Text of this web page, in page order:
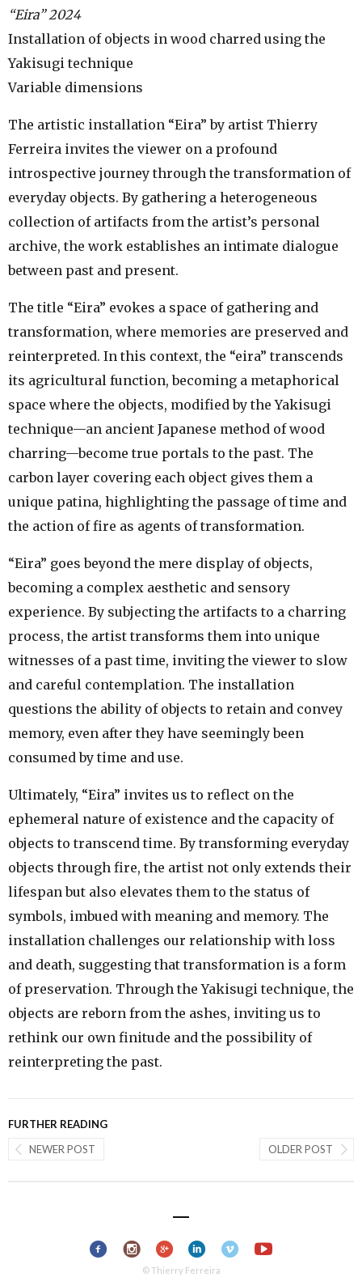
“Eira” 2024
Installation of objects in wood charred using the
Yakisugi technique
Variable dimensions
The artistic installation “Eira” by artist Thierry
Ferreira invites the viewer on a profound
introspective journey through the transformation of
everyday objects. By gathering a heterogeneous
collection of artifacts from the artist’s personal
archive, the work establishes an intimate dialogue
between past and present.
The title “Eira” evokes a space of gathering and
transformation, where memories are preserved and
reinterpreted. In this context, the “eira” transcends
its agricultural function, becoming a metaphorical
space where the objects, modified by the Yakisugi
technique—an ancient Japanese method of wood
charring—become true portals to the past. The
carbon layer covering each object gives them a
unique patina, highlighting the passage of time and
the action of fire as agents of transformation.
“Eira” goes beyond the mere display of objects,
becoming a complex aesthetic and sensory
experience. By subjecting the artifacts to a charring
process, the artist transforms them into unique
witnesses of a past time, inviting the viewer to slow
and careful contemplation. The installation
questions the ability of objects to retain and convey
memory, even after they have seemingly been
consumed by time and use.
Ultimately, “Eira” invites us to reflect on the
ephemeral nature of existence and the capacity of
objects to transcend time. By transforming everyday
objects through fire, the artist not only extends their
lifespan but also elevates them to the status of
symbols, imbued with meaning and memory. The
installation challenges our relationship with loss
and death, suggesting that transformation is a form
of preservation. Through the Yakisugi technique, the
objects are reborn from the ashes, inviting us to
rethink our own finitude and the possibility of
reinterpreting the past.
FURTHER READING
OLDER POST
NEWER POST
© Thierry Ferreira